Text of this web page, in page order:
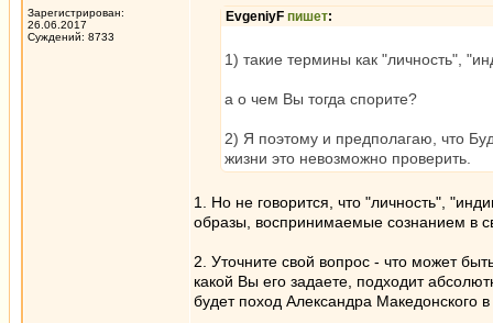
Зарегистрирован:
26.06.2017
Суждений: 8733
EvgeniyF пишет:
1) такие термины как "личность",
а о чем Вы тогда спорите?
2) Я поэтому и предполагаю, что
жизни это невозможно проверить.
1. Но не говорится, что "личность",
образы, воспринимаемые сознанием в
2. Уточните свой вопрос - что может
какой Вы его задаете, подходит
будет поход Александра Македонского